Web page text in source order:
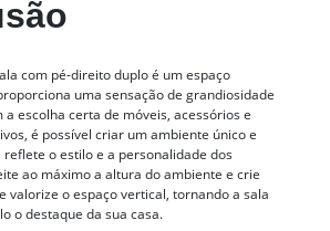
com pé-direito duplo é um espaço
uma sensação de grandiosidade
a escolha certa de móveis, acessórios e
é possível criar um ambiente único e
reflete o estilo e a personalidade dos
ao máximo a altura do ambiente e crie
valorize o espaço vertical, tornando a sala
o destaque da sua casa.